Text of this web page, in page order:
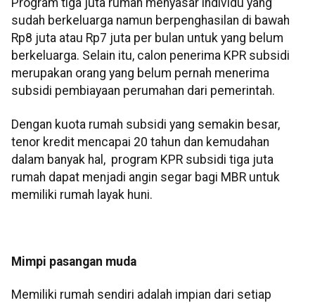
Program tiga juta rumah menyasar individu yang
sudah berkeluarga namun berpenghasilan di bawah
Rp8 juta atau Rp7 juta per bulan untuk yang belum
berkeluarga. Selain itu, calon penerima KPR subsidi
merupakan orang yang belum pernah menerima
subsidi pembiayaan perumahan dari pemerintah.
Dengan kuota rumah subsidi yang semakin besar,
tenor kredit mencapai 20 tahun dan kemudahan
dalam banyak hal, program KPR subsidi tiga juta
rumah dapat menjadi angin segar bagi MBR untuk
memiliki rumah layak huni.
Mimpi pasangan muda
Memiliki rumah sendiri adalah impian dari setiap